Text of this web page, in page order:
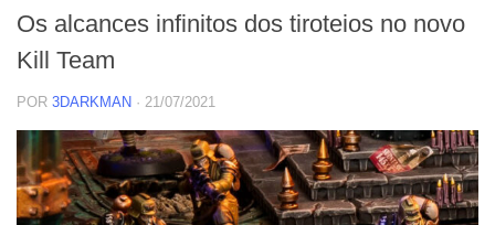
Os alcances infinitos dos tiroteios no novo
Kill Team
POR 3DARKMAN · 21/07/2021